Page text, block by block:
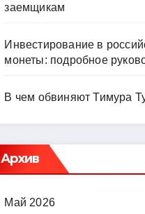
заемщикам
Инвестирование в
монеты: подробное
В чем обвиняют Тимура
Архив
Май 2026